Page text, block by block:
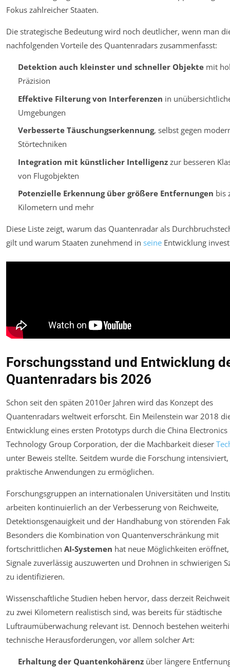
Fokus zahlreicher Staaten.
Die strategische Bedeutung wird noch deutlicher, wenn man
nachfolgenden Vorteile des Quantenradars zusammenfasst:
Detektion auch kleinster und schneller Objektemit
Präzision
Effektive Filterung von Interferenzen in
Umgebungen
Verbesserte Täuschungserkennung, selbst gegen
Störtechniken
Integration mit künstlicher Intelligenzzur besseren
von Flugobjekten
Potenzielle Erkennung über größere Entfernungen bis
Kilometern und mehr
Diese Liste zeigt, warum das Quantenradar als
gilt und warum Staaten zunehmend in seine Entwicklung
Forschungsstand und Entwicklung
Quantenradars bis 2026
Schon seit den späten 2010er Jahren wird das Konzept des
Quantenradars weltweit erforscht. Ein Meilenstein war 2018
Entwicklung eines ersten Prototyps durch die China Electronics
Technology Group Corporation, der die Machbarkeit dieser
unter Beweis stellte. Seitdem wurde die Forschung
praktische Anwendungen zu ermöglichen.
Forschungsgruppen an internationalen Universitäten und
arbeiten kontinuierlich an der Verbesserung von Reichweite,
Detektionsgenauigkeit und der Handhabung von störenden
Besonders die Kombination von Quantenverschränkung mit
fortschrittlichen AI-Systemen hat neue Möglichkeiten
Signale zuverlässig auszuwerten und Drohnen in schwierigen
zu identifizieren.
Wissenschaftliche Studien heben hervor, dass derzeit
zu zwei Kilometern realistisch sind, was bereits für städtische
Luftraumüberwachung relevant ist. Dennoch bestehen
technische Herausforderungen, vor allem solcher Art:
Erhaltung der Quantenkohärenzüber längere